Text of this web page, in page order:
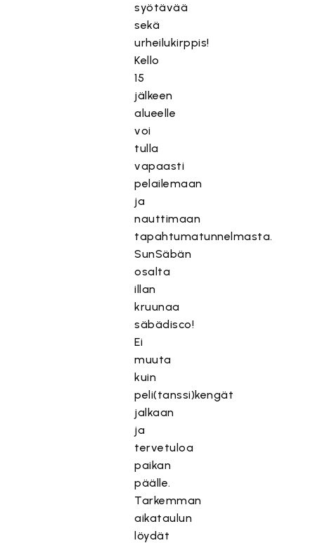
syötävää
sekä
urheilukirppis!
Kello
15
jälkeen
alueelle
voi
tulla
vapaasti
pelailemaan
ja
nauttimaan
tapahtumatunnelmasta.
SunSäbän
osalta
illan
kruunaa
säbädisco!
Ei
muuta
kuin
peli(tanssi)kengät
jalkaan
ja
tervetuloa
paikan
päälle.
Tarkemman
aikataulun
löydät